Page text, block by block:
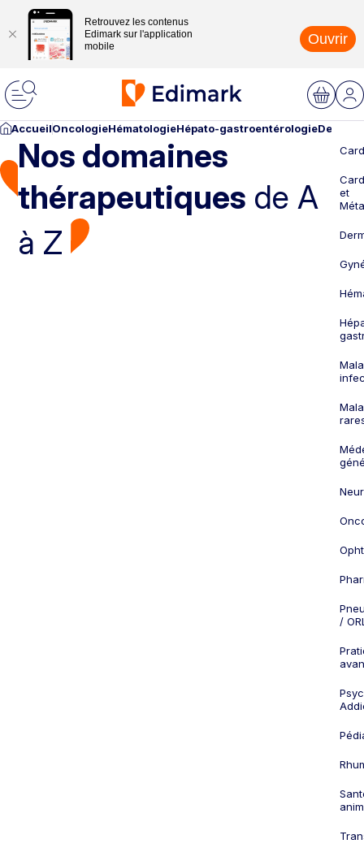
Retrouvez les contenus
Edimark sur l'application
mobile
Ouvrir
AccueilOncologieHématologieHépato-gastroentérologie
Nos domaines
thérapeutiques de A
à Z
et
/